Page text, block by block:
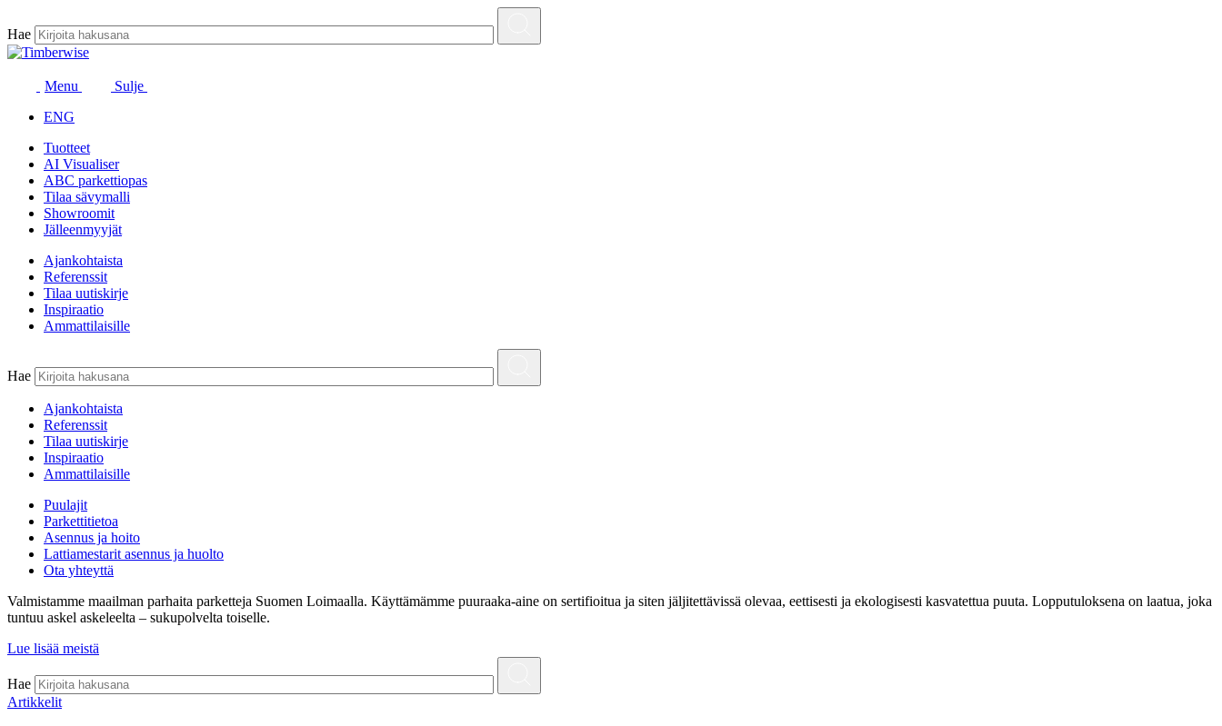
sisältöön
Hae
Menu
Sulje
ENG
Tuotteet
AI Visualiser
ABC parkettiopas
Tilaa sävymalli
Showroomit
Jälleenmyyjät
Ajankohtaista
Referenssit
Tilaa uutiskirje
Inspiraatio
Ammattilaisille
Hae
Ajankohtaista
Referenssit
Tilaa uutiskirje
Inspiraatio
Ammattilaisille
Puulajit
Parkettitietoa
Asennus ja hoito
Lattiamestarit asennus ja huolto
Ota yhteyttä
Valmistamme maailman parhaita parketteja Suomen Loimaalla. Käyttämämme puuraaka-aine on sertifioitua ja siten jäljitettävissä olevaa, eettisesti ja ekologisesti kasvatettua puuta. Lopputuloksena on laatua, joka
tuntuu askel askeleelta – sukupolvelta toiselle.
Lue lisää meistä
Hae
Artikkelit